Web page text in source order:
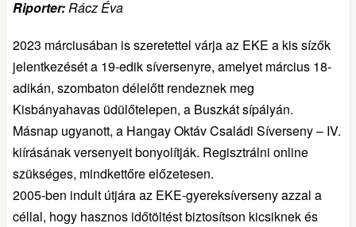
Riporter:Rácz Éva
2023 márciusában is szeretettel várja az EKE a kis sízők
jelentkezését a 19-edik síversenyre, amelyet március 18-
adikán, szombaton délelőtt rendeznek meg
Kisbányahavas üdülőtelepen, a Buszkát sípályán.
Másnap ugyanott, a Hangay Oktáv Családi Síverseny – IV.
kiírásának versenyeit bonyolítják. Regisztrálni online
szükséges, mindkettőre előzetesen.
2005-ben indult útjára az EKE-gyereksíverseny azzal a
céllal, hogy hasznos időtöltést biztosítson kicsiknek és